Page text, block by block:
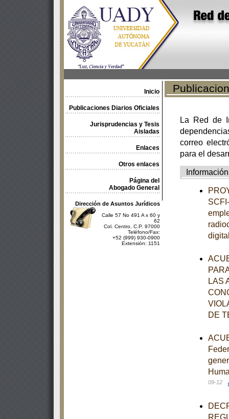
Inicio
Publicaciones Diarios Oficiales
Jurisprudencias y Tesis
Aisladas
Enlaces
Otros enlaces
Página del
Abogado General
Dirección de Asuntos Jurídicos
Calle 57 No 491 A x 60 y
62
Col. Centro, C.P. 97000
Teléfono/Fax:
+52 (999) 930-0900
Extensión: 1151
La Red de
correo
para el
Información
LAS
DE
09-12